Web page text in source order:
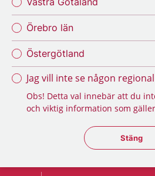
Örebro län
Östergötland
Jag vill inte se någon
Obs! Detta val innebär att du
och viktig information som
Stäng
Stäng